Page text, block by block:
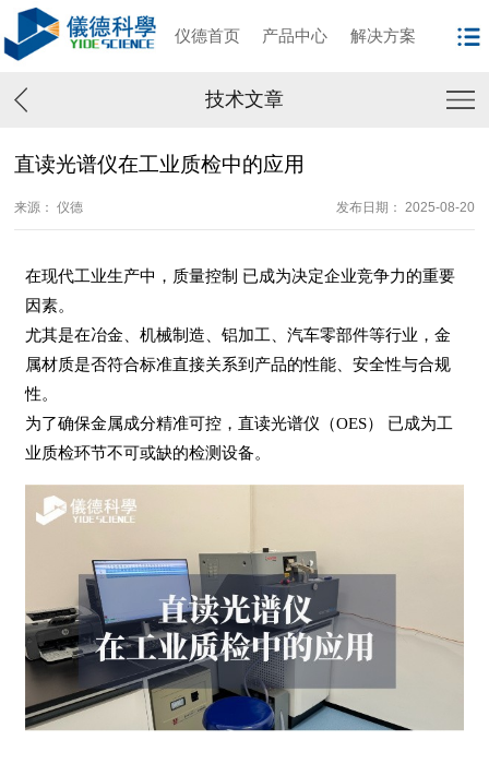
仪德首页 产品中心 解决方案
技术文章
直读光谱仪在工业质检中的应用
来源： 仪德 发布日期： 2025-08-20
在现代工业生产中，质量控制 已成为决定企业竞争力的重要
因素。
尤其是在冶金、机械制造、铝加工、汽车零部件等行业，金
属材质是否符合标准直接关系到产品的性能、安全性与合规
性。
为了确保金属成分精准可控，直读光谱仪（OES） 已成为工
业质检环节不可或缺的检测设备。